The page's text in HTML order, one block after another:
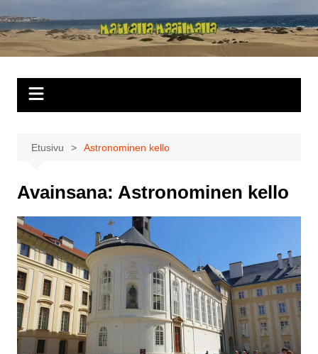
sisältöön
Matkalla
maailmalla
Etusivu Astronominen kello
Avainsana: Astronominen kello